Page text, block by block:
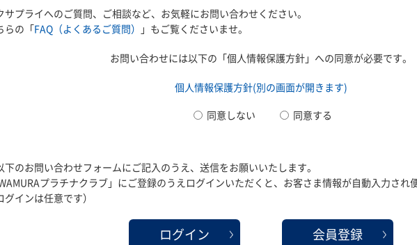
サプライへのご質問、ご相談など、お気軽にお問い合わせください。
らの「FAQ（よくあるご質問） 」もご覧くださいませ。
お問い合わせには以下の「個人情報保護方針」への同意が必要です。
個人情報保護方針(別の画面が開きます)
同意しない
同意する
下のお問い合わせフォームにご記入のうえ、送信をお願いいたします。
プラチナクラブ」にご登録のうえログインいただくと、お客さま情報が自動入力され
グインは任意です）
ログイン 会員登録